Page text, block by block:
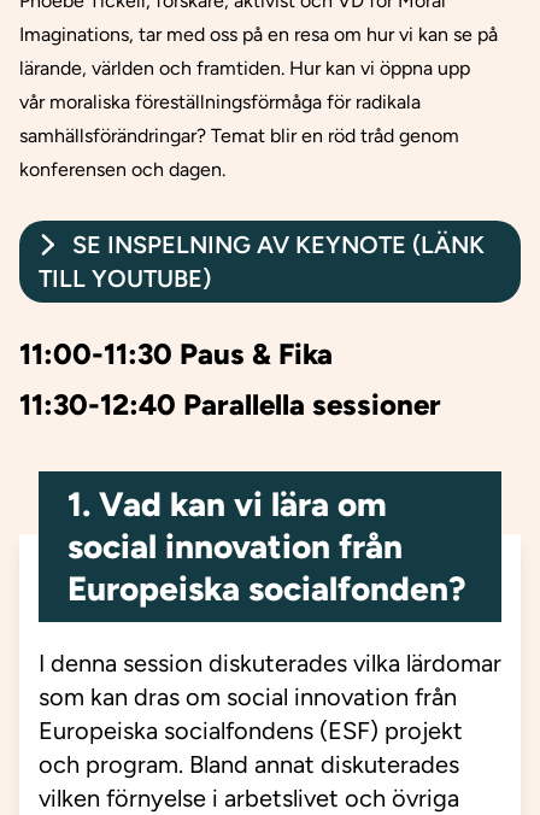
Imaginations, tar med oss på en resa om hur vi kan se på
lärande, världen och framtiden. Hur kan vi öppna upp
vår moraliska föreställningsförmåga för radikala
samhällsförändringar? Temat blir en röd tråd genom
konferensen och dagen.
SE INSPELNING AV KEYNOTE (LÄNK
TILL YOUTUBE)
11:00-11:30 Paus & Fika
11:30-12:40 Parallella sessioner
1. Vad kan vi lära om
social innovation från
Europeiska socialfonden?
I denna session diskuterades vilka lärdomar
som kan dras om social innovation från
Europeiska socialfondens (ESF) projekt
och program. Bland annat diskuterades
vilken förnyelse i arbetslivet och övriga